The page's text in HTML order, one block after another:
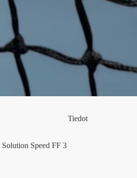
Tiedot
Solution Speed FF 3